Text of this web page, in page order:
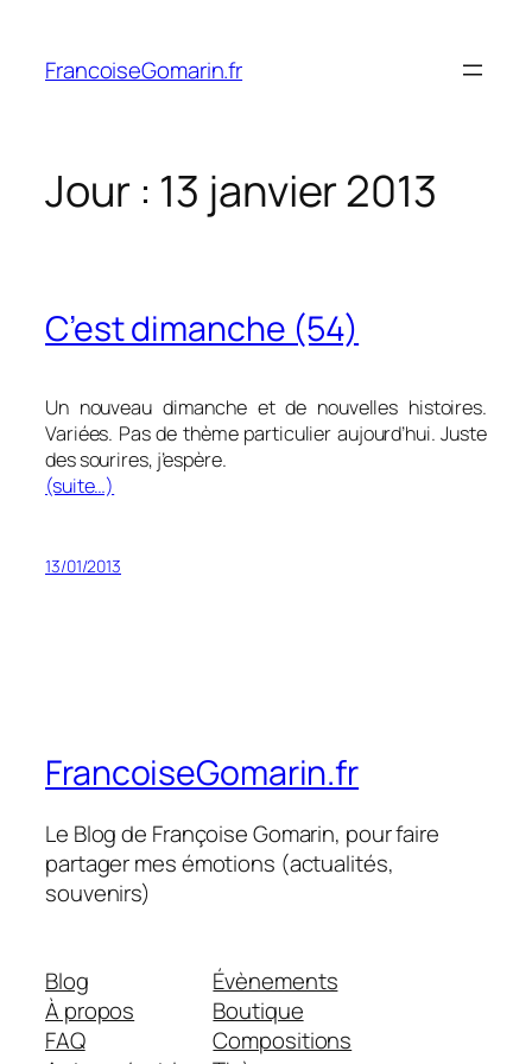
contenu
FrancoiseGomarin.fr
Jour : 13 janvier 2013
C’est dimanche (54)
Un nouveau dimanche et de nouvelles histoires.
Variées. Pas de thème particulier aujourd’hui. Juste
des sourires, j’espère.
(suite…)
13/01/2013
FrancoiseGomarin.fr
Le Blog de Françoise Gomarin, pour faire
partager mes émotions (actualités,
souvenirs)
Blog
À propos
FAQ
Évènements
Boutique
Compositions